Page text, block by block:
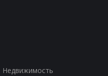
Недвижимость